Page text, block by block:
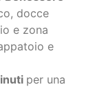
e zona
e
di